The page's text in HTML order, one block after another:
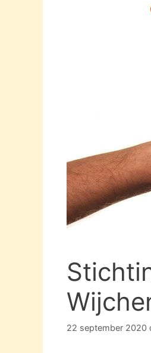
22 september 2020